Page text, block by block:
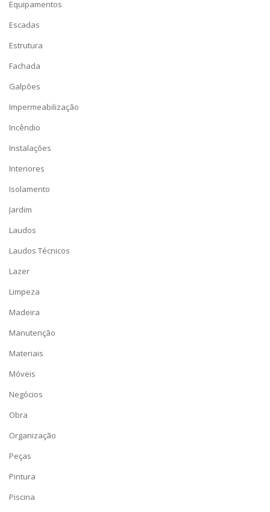
Equipamentos
Escadas
Estrutura
Fachada
Galpões
Impermeabilização
Incêndio
Instalações
Interiores
Isolamento
Jardim
Laudos
Laudos Técnicos
Lazer
Limpeza
Madeira
Manutenção
Materiais
Móveis
Negócios
Obra
Organização
Peças
Pintura
Piscina